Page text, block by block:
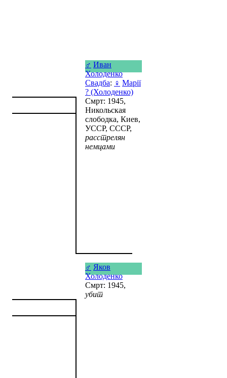
♂ Иван
Холоденко
Свадба: ♀ Марії
? (Холоденко)
Смрт: 1945,
Никольская
слободка, Киев,
УССР, СССР,
расстрелян
немцами
♂ Яков
Холоденко
Смрт: 1945,
убит